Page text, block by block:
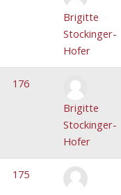
Brigitte
Stockinger-
Hofer
176
Brigitte
Stockinger-
Hofer
175